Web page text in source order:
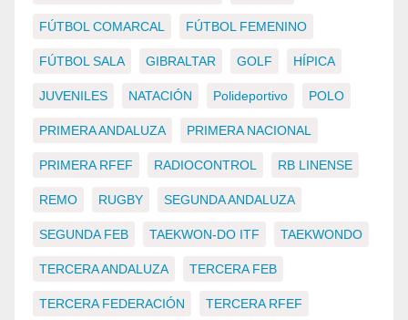
FÚTBOL COMARCAL FÚTBOL FEMENINO
FÚTBOL SALA GIBRALTAR GOLF HÍPICA
JUVENILES NATACIÓN Polideportivo POLO
PRIMERA ANDALUZA PRIMERA NACIONAL
PRIMERA RFEF RADIOCONTROL RB LINENSE
REMO RUGBY SEGUNDA ANDALUZA
SEGUNDA FEB TAEKWON-DO ITF TAEKWONDO
TERCERA ANDALUZA TERCERA FEB
TERCERA FEDERACIÓN TERCERA RFEF